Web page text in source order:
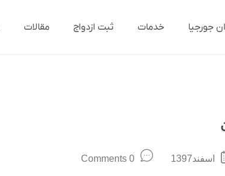
جورجیا خدمات ثبت ازدواج مقالات
0 Comments